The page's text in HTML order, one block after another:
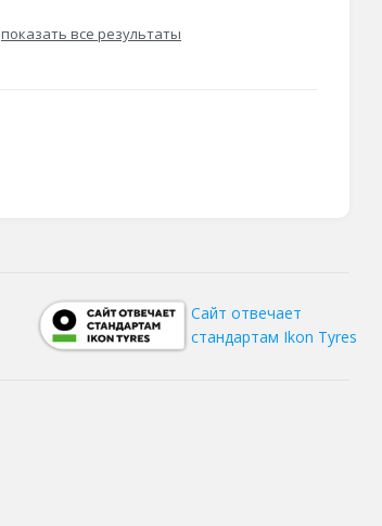
показать все результаты
Сайт отвечает
стандартам Ikon Tyres